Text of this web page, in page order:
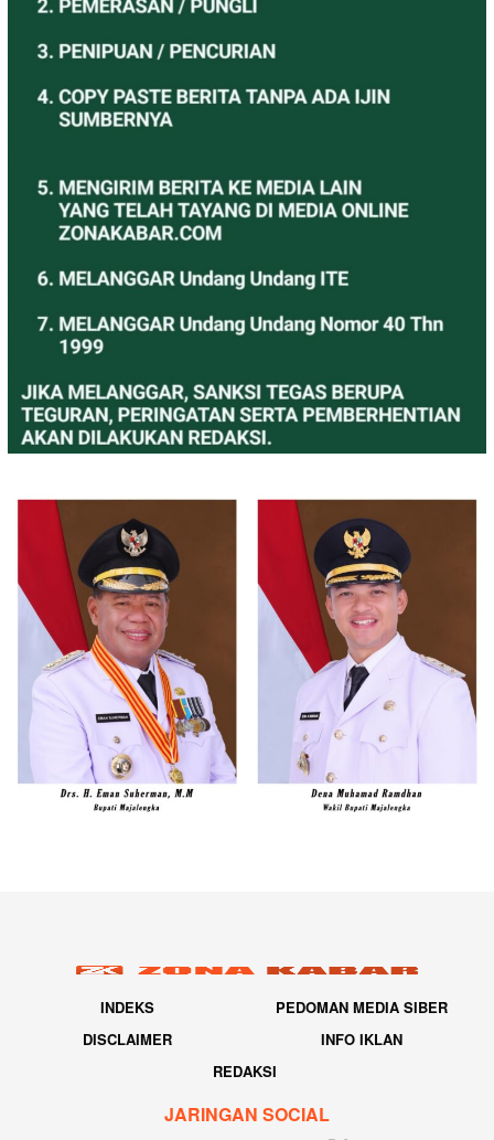
INDEKS
PEDOMAN MEDIA SIBER
DISCLAIMER
INFO IKLAN
REDAKSI
JARINGAN SOCIAL